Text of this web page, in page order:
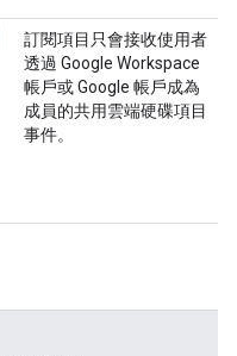
訂閱項目只會接收使用者
透過 Google Workspace
帳戶或 Google 帳戶成為
成員的共用雲端硬碟項目
事件。